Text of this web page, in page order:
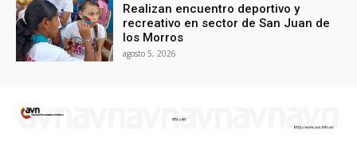
Realizan encuentro deportivo y
recreativo en sector de San Juan de
los Morros
agosto 5, 2026